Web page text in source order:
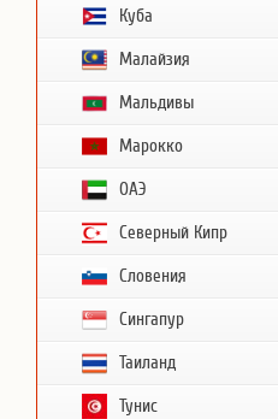
Куба
Малайзия
Мальдивы
Марокко
ОАЭ
Северный Кипр
Словения
Сингапур
Таиланд
Тунис